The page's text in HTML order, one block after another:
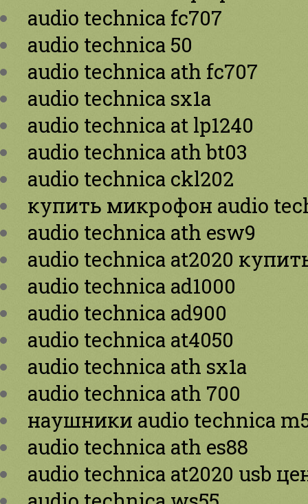
audio technica fc707
audio technica 50
audio technica ath fc707
audio technica sx1a
audio technica at lp1240
audio technica ath bt03
audio technica ckl202
купить микрофон audio
audio technica ath esw9
audio technica at2020
audio technica ad1000
audio technica ad900
audio technica at4050
audio technica ath sx1a
audio technica ath 700
наушники audio technica
audio technica ath es88
audio technica at2020 usb